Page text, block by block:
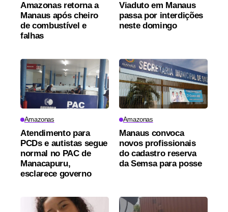
Amazonas retorna a
Manaus após cheiro
de combustível e
falhas
Viaduto em Manaus
passa por interdições
neste domingo
Amazonas
Atendimento para
PCDs e autistas segue
normal no PAC de
Manacapuru,
esclarece governo
Amazonas
Manaus convoca
novos profissionais
do cadastro reserva
da Semsa para posse